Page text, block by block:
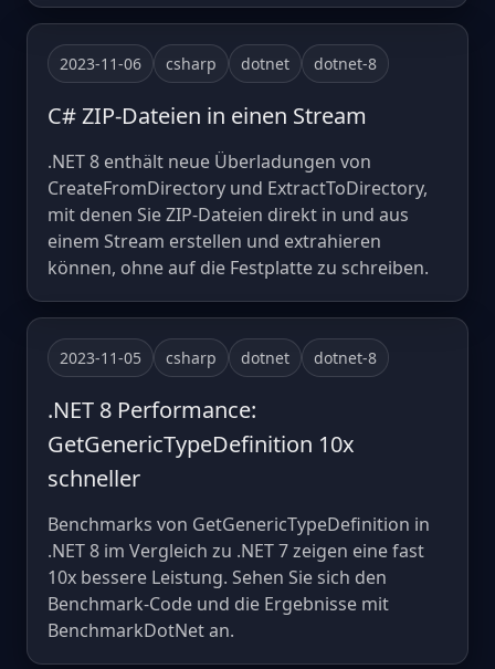
2023-11-06 csharp dotnet dotnet-8
C# ZIP-Dateien in einen Stream
.NET 8 enthält neue Überladungen von
CreateFromDirectory und ExtractToDirectory,
mit denen Sie ZIP-Dateien direkt in und aus
einem Stream erstellen und extrahieren
können, ohne auf die Festplatte zu schreiben.
2023-11-05 csharp dotnet dotnet-8
.NET 8 Performance:
GetGenericTypeDefinition 10x
schneller
Benchmarks von GetGenericTypeDefinition in
.NET 8 im Vergleich zu .NET 7 zeigen eine fast
10x bessere Leistung. Sehen Sie sich den
Benchmark-Code und die Ergebnisse mit
BenchmarkDotNet an.